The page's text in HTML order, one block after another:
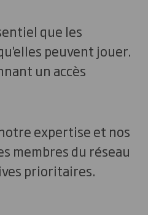
que les
peuvent jouer.
un accès
expertise et nos
membres du réseau
prioritaires.